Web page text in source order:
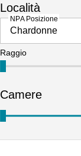
Località
NPA Posizione
Raggio
Camere